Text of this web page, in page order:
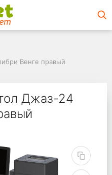
Венге правый
стол
Венге правый
Джаз-24